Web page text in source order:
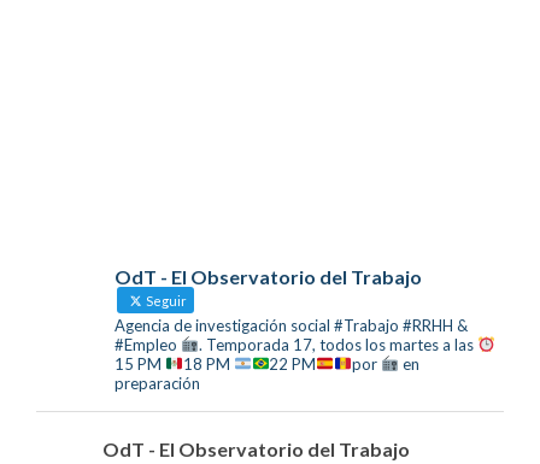
OdT - El Observatorio del Trabajo
Seguir
Agencia de investigación social #Trabajo #RRHH &
#Empleo
. Temporada 17, todos los martes a las
15 PM
18 PM 22 PM por
en
preparación
OdT - El Observatorio del Trabajo